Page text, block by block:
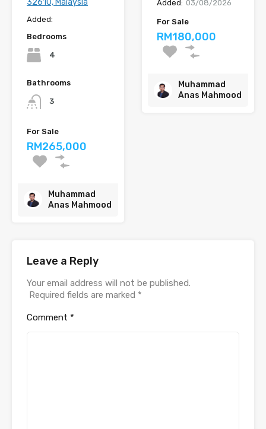
32610, Malaysia
Added:
Bedrooms
4
Bathrooms
3
For Sale
RM265,000
Muhammad
Anas Mahmood
Added: 03/08/2026
For Sale
RM180,000
Muhammad
Anas Mahmood
Leave a Reply
Your email address will not be published.
Required fields are marked *
Comment *